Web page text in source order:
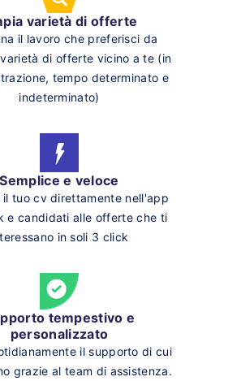
varietà di offerte
il lavoro che preferisci da
di offerte vicino a te (in
tempo determinato e
indeterminato)
Semplice e veloce
il tuo cv direttamente nell'app
e candidati alle offerte che ti
in soli 3 click
tempestivo e
personalizzato
il supporto di cui
grazie al team di assistenza.